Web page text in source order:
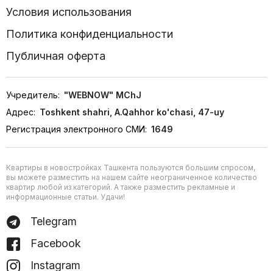
Условия использования
Политика конфиденциальности
Публичная оферта
Учредитель: "WEBNOW" MChJ
Адрес: Toshkent shahri, A.Qahhor ko'chasi, 47-uy
Регистрация электронного СМИ: 1649
Квартиры в новостройках Ташкента пользуются большим спросом,
вы можете разместить на нашем сайте неограниченное количество
квартир любой из категорий. А также разместить рекламные и
информационные статьи. Удачи!
Telegram
Facebook
Instagram